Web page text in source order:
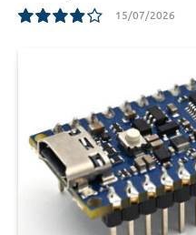
15/07/2026